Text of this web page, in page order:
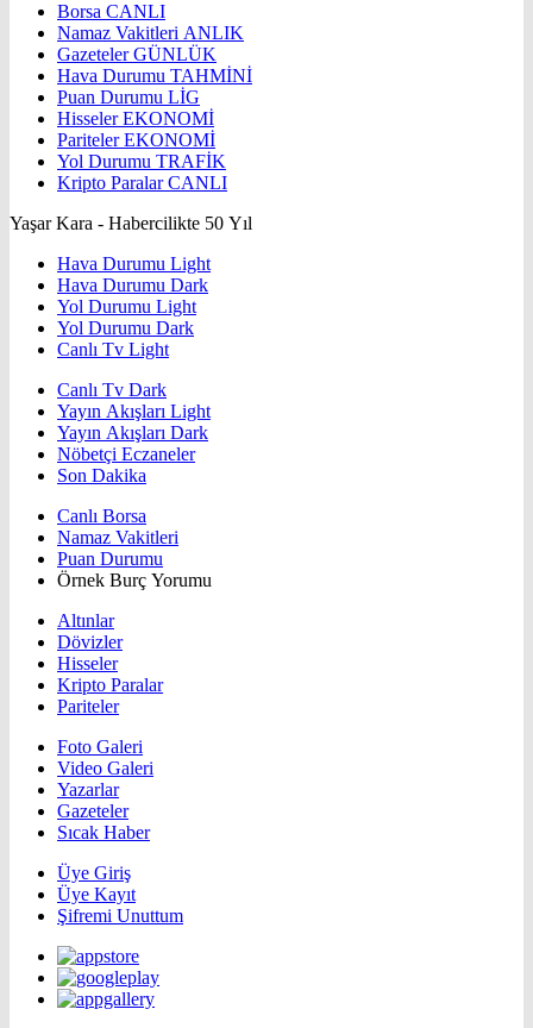
Borsa CANLI
Namaz Vakitleri ANLIK
GazetelerGÜNLÜK
Hava Durumu TAHMİNİ
Puan Durumu LİG
HisselerEKONOMİ
ParitelerEKONOMİ
Yol Durumu TRAFİK
Kripto ParalarCANLI
Yaşar Kara - Habercilikte 50 Yıl
Hava Durumu Light
Hava Durumu Dark
Yol Durumu Light
Yol Durumu Dark
Canlı Tv Light
Canlı Tv Dark
Yayın Akışları Light
Yayın Akışları Dark
Nöbetçi Eczaneler
Son Dakika
Canlı Borsa
Namaz Vakitleri
Puan Durumu
Örnek Burç Yorumu
Altınlar
Dövizler
Hisseler
Kripto Paralar
Pariteler
Foto Galeri
Video Galeri
Yazarlar
Gazeteler
Sıcak Haber
Üye Giriş
Üye Kayıt
Şifremi Unuttum